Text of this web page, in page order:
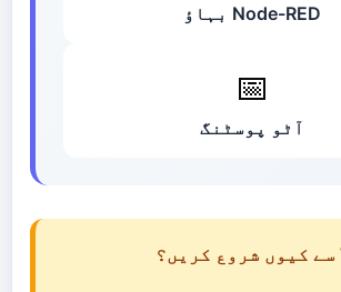
Node-RED بہاؤ
📅
آٹو پوسٹنگ